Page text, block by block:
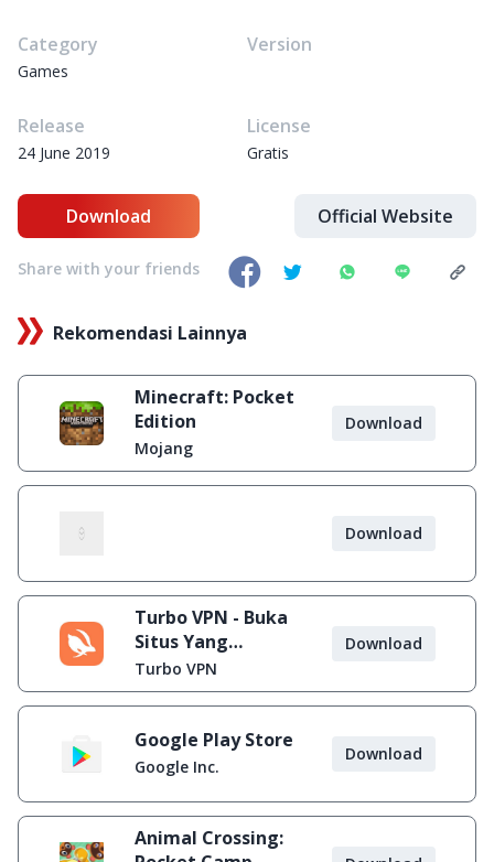
Category
Games
Version
Release
24 June 2019
License
Gratis
Download Official Website
Share with your friends
Rekomendasi Lainnya
Minecraft: Pocket
Edition
Mojang
Download
Download
Turbo VPN - Buka
Situs Yang
Diblokir
Turbo VPN
Download
Google Play Store
Google Inc.
Download
Animal Crossing: